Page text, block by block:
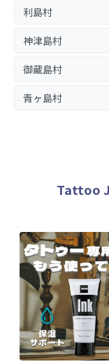
利島村
神津島村
御蔵島村
青ヶ島村
Tattoo